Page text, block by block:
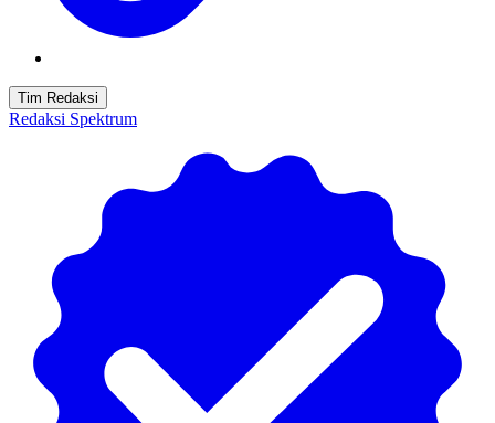
Tim Redaksi
Redaksi Spektrum